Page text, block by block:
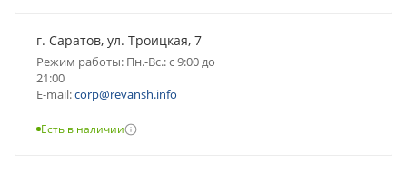
г. Саратов, ул. Троицкая, 7
Режим работы: Пн.-Вс.: с 9:00 до
21:00
E-mail:corp@revansh.info
Есть в наличии